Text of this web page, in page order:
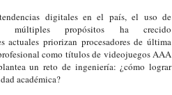
digitales en el país, el uso de
múltiples propósitos ha crecido
actuales priorizan procesadores de última
como títulos de videojuegos AAA
un reto de ingeniería: ¿cómo lograr
académica?